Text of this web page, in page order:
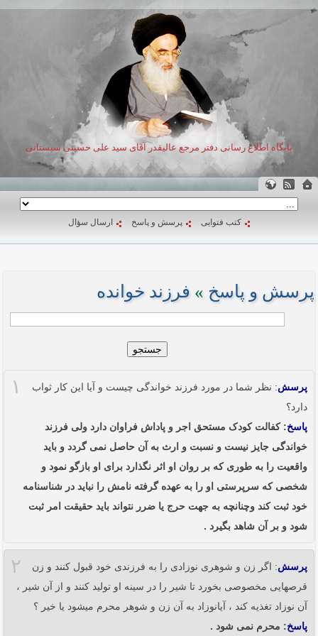
پایگاه اطلاع رسانی دفتر مرجع عالیقدر آقای سید علی حسینی سیستانی
کتب فتوایی پرسش و پاسخ ارسال سؤال
پرسش و پاسخ » فرزند خوانده
جستجو
۱ پرسش: نظر شما در مورد فرزند خواندگی چیست و آیا این کار ثواب
دارد؟
پاسخ: کفالت کودک مستحق اجر و پاداش فراوان دارد ولی فرزند
خواندگی جایز نیست و نسبت و ارث به آن حاصل نمی گردد و باید
واقعیت را به طوری که بر روان او اثر نگذارد برای او بازگو نمود و
شخصی که سرپرستی او را به عهده گرفته نامش را نباید در شناسنامه
خود ثبت کند وچنانچه به جهت حرج یا ضرر نتواند باید حقیقت امر ثبت
شود و بر آن شاهد بگیرد .
۲ پرسش: اگر زن و شوهری نوزادی را به فرزندی خود قبول کنند و زن
قرصهایی مخصوصی بخورد تا شیر را در سینه او تولید کنند و از آن شیر ،
آن نوزاد تغذیه کند ، آیانوزاد به آن زن و شوهر محرم میشود یا خیر ؟
پاسخ: محرم نمی شود .